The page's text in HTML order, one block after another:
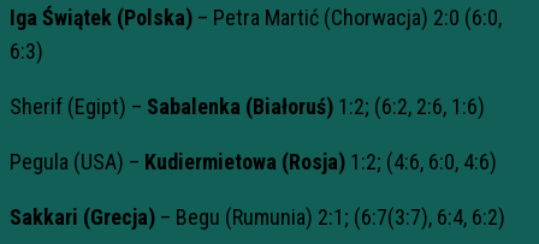
Iga Świątek (Polska) – Petra Martić (Chorwacja) 2:0 (6:0,
6:3)
Sherif (Egipt) – Sabalenka (Białoruś) 1:2; (6:2, 2:6, 1:6)
Pegula (USA) – Kudiermietowa (Rosja) 1:2; (4:6, 6:0, 4:6)
Sakkari (Grecja) – Begu (Rumunia) 2:1; (6:7(3:7), 6:4, 6:2)